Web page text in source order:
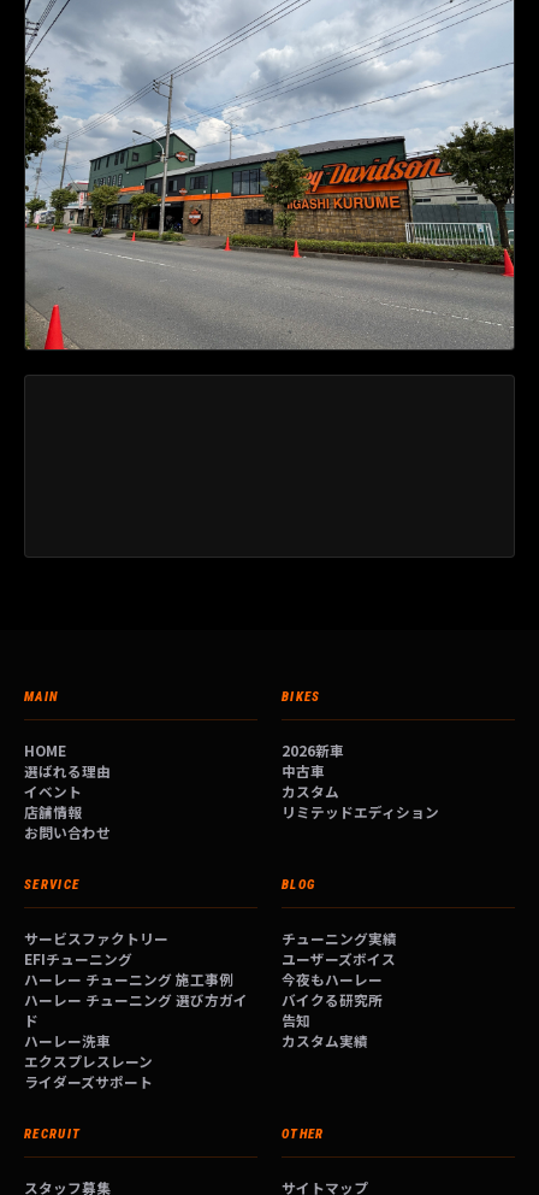
MAIN
HOME
選ばれる理由
イベント
店舗情報
お問い合わせ
BIKES
2026新車
中古車
カスタム
リミテッドエディション
SERVICE
サービスファクトリー
EFIチューニング
ハーレー チューニング 施工事例
ハーレー チューニング 選び方ガイ
ド
ハーレー洗車
エクスプレスレーン
ライダーズサポート
BLOG
チューニング実績
ユーザーズボイス
今夜もハーレー
バイクる研究所
告知
カスタム実績
RECRUIT
スタッフ募集
OTHER
サイトマップ